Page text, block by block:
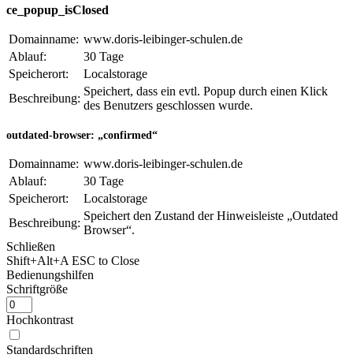
ce_popup_isClosed
Domainname: www.doris-leibinger-schulen.de
Ablauf:
30 Tage
Speicherort:
Localstorage
Beschreibung:
Speichert, dass ein evtl. Popup durch einen Klick
des Benutzers geschlossen wurde.
outdated-browser: „confirmed“
Domainname: www.doris-leibinger-schulen.de
Ablauf:
30 Tage
Speicherort:
Localstorage
Beschreibung:
Speichert den Zustand der Hinweisleiste „Outdated
Browser“.
Schließen
Shift+Alt+A ESC to Close
Bedienungshilfen
Schriftgröße
Hochkontrast
Standardschriften